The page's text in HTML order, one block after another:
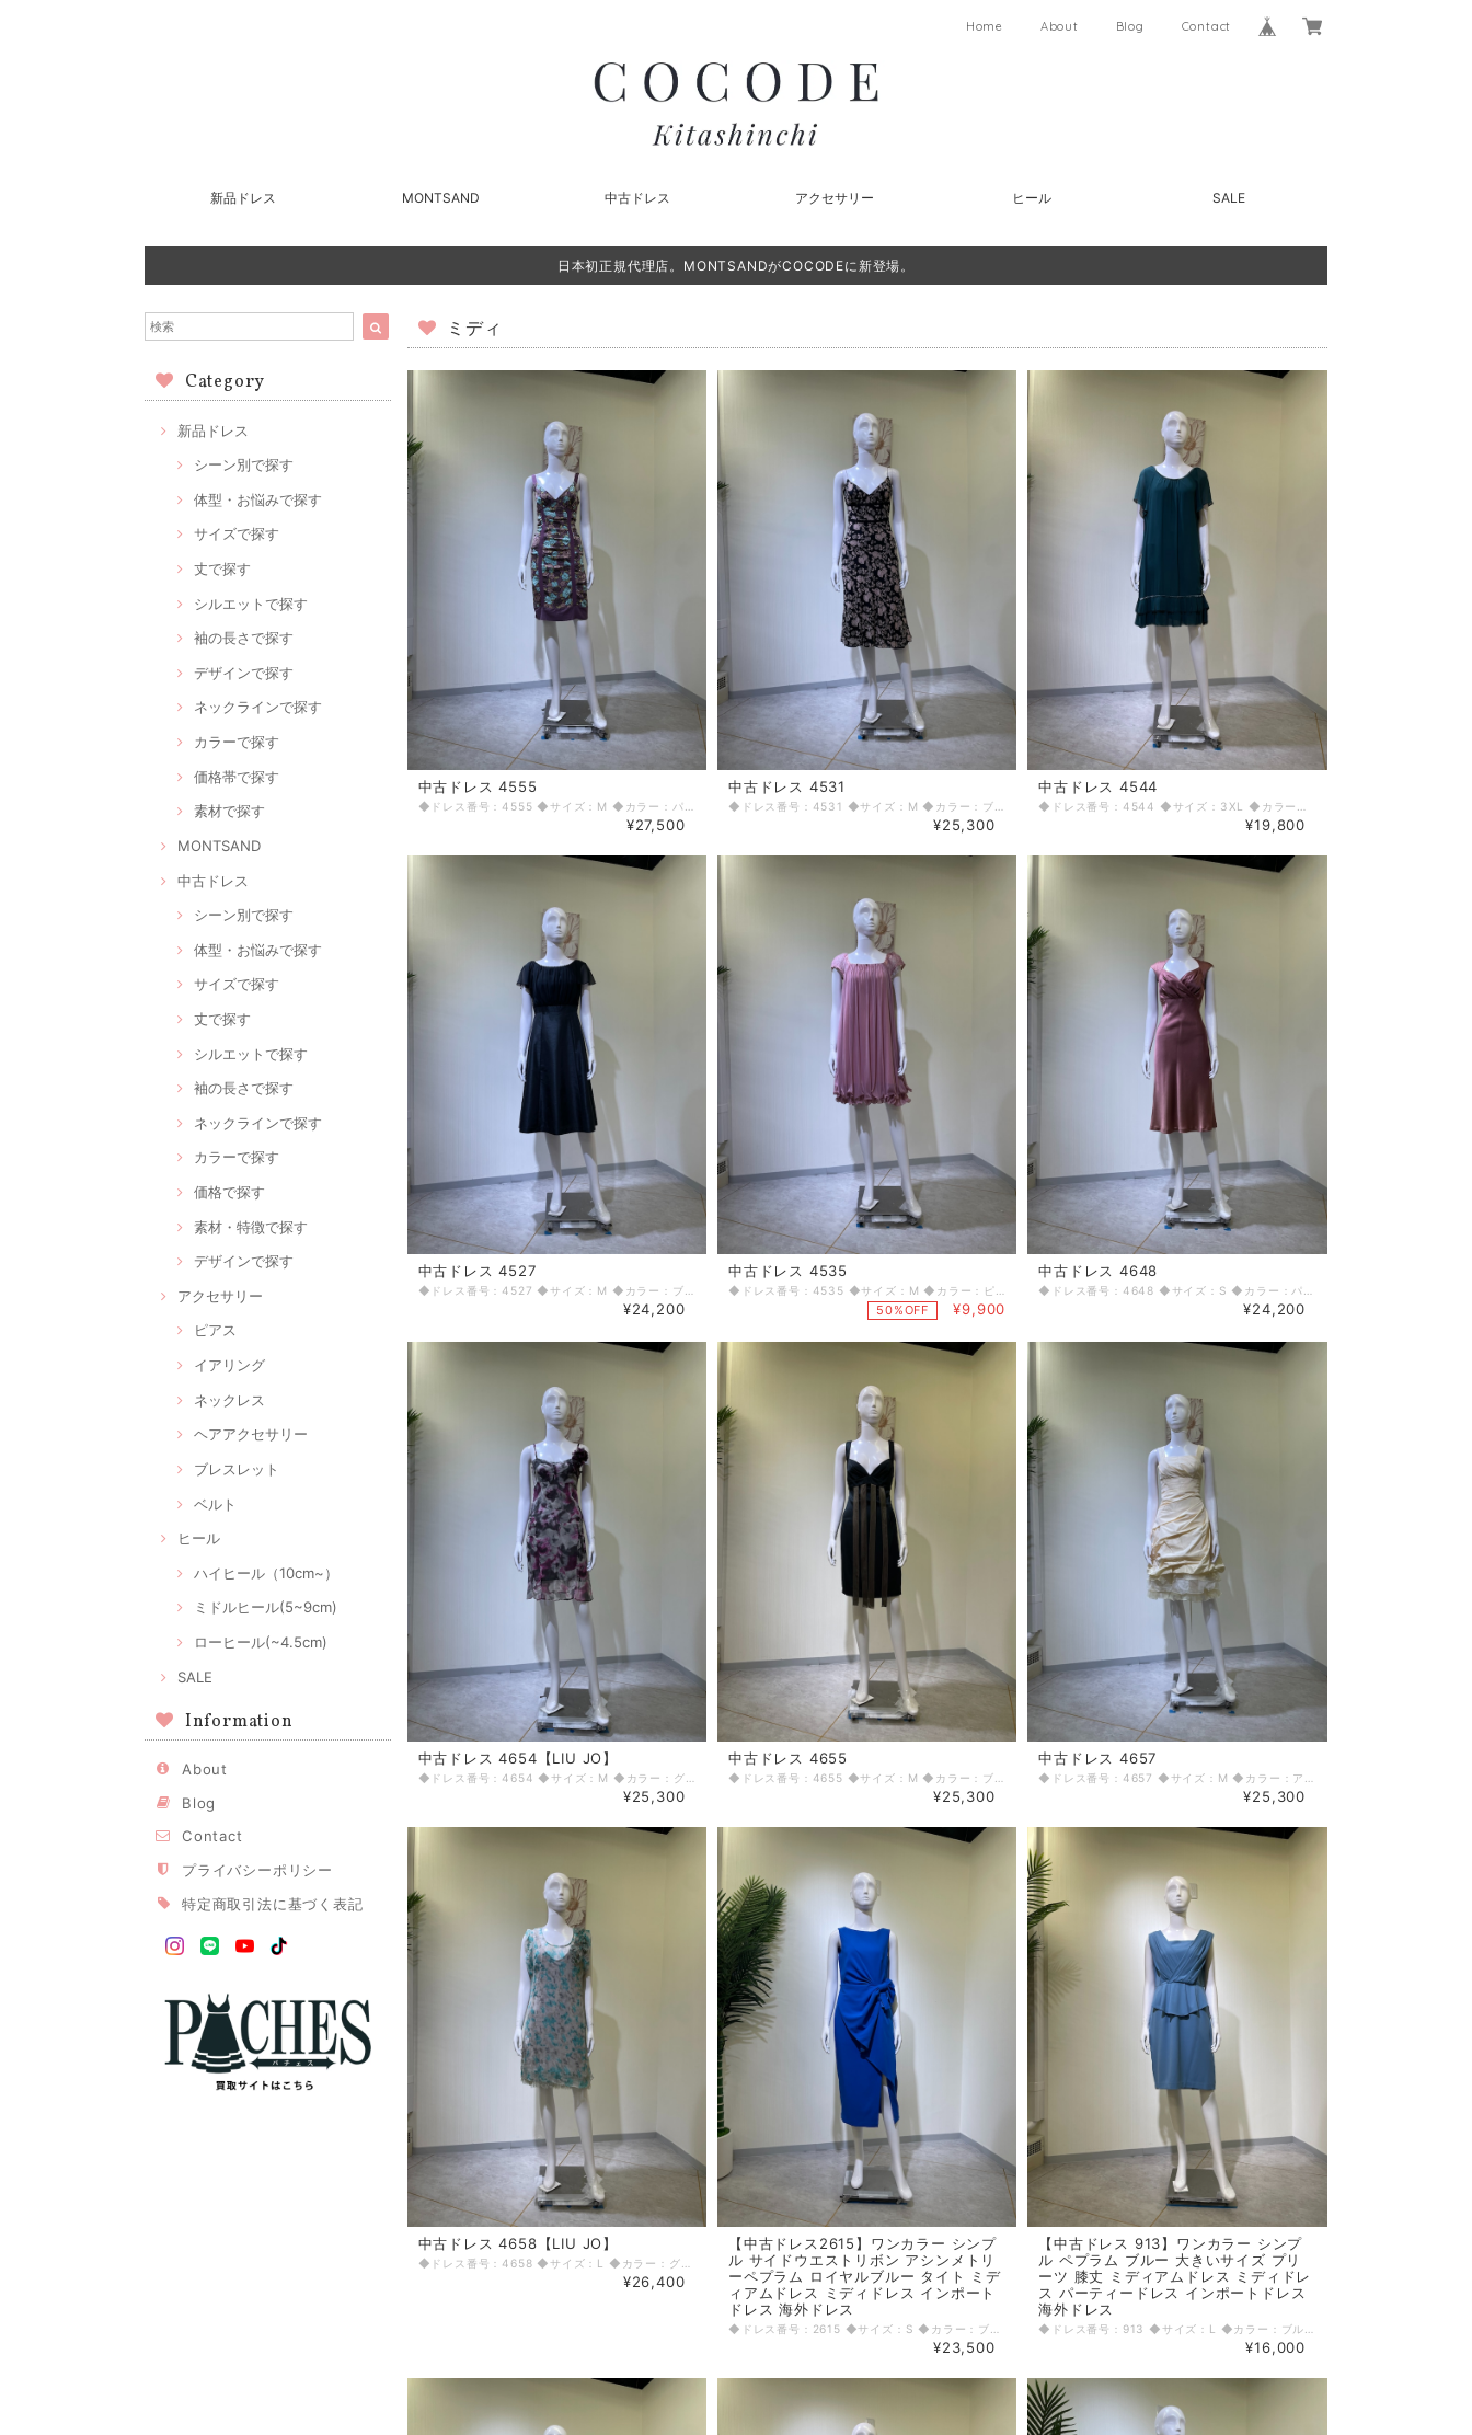
Home About Blog Contact
新品ドレス MONTSAND 中古ドレス アクセサリー ヒール SALE
日本初正規代理店。MONTSANDがCOCODEに新登場。
Category
新品ドレス
シーン別で探す
体型・お悩みで探す
サイズで探す
丈で探す
シルエットで探す
袖の長さで探す
デザインで探す
ネックラインで探す
カラーで探す
価格帯で探す
素材で探す
MONTSAND
中古ドレス
シーン別で探す
体型・お悩みで探す
サイズで探す
丈で探す
シルエットで探す
袖の長さで探す
ネックラインで探す
カラーで探す
価格で探す
素材・特徴で探す
デザインで探す
アクセサリー
ピアス
イアリング
ネックレス
ヘアアクセサリー
ブレスレット
ベルト
ヒール
ハイヒール（10cm~）
ミドルヒール(5~9cm)
ローヒール(~4.5cm)
SALE
Information
About
Blog
Contact
プライバシーポリシー
特定商取引法に基づく表記
ミディ
中古ドレス 4555
¥27,500
中古ドレス 4531
¥25,300
中古ドレス 4544
¥19,800
中古ドレス 4527
◆ドレス番号：4527 ◆サイズ：M ◆カラー：ブラック ◆ランク：B ※平置きサイズ寸法 着丈：前104cm 後ろ103cm バスト：39cm ウエスト：3.5cm ヒップ： 45cm 〈生地感〉 ＝＝＝＝＝＝＝＝＝＝＝＝＝＝＝＝ 伸縮性：なし 厚み：若干あり ＝＝＝＝＝＝＝＝＝＝＝＝＝＝＝＝ その他 背中ファスナー 使用感あり ＝＝＝＝＝＝＝＝＝＝＝＝＝＝＝＝ ◆マネキンサイズ 本体（H） 178cm バスト 78cm ウエスト 59cm ヒップ 87cm ◆ランクについて A・・・汚れやダメージがない、またはあっても目立たないきれいなもの B・・・着用感が少なく、汚れやダメージが気にならないもの C・・・着用感があり、汚れやダメージがみられるもの D・・・汚れやダメージが目立つもの 【返品・交換について】 COCODE kitashinchiでは、商品はリサイクル品ですので些少な汚れ・シミ等による返品、返金、交換はお断りさせていただいております。 なお、掲載商品は厳重な商品チェックの上、シミ・汚れ等があれば商品詳細に記載してあります。また、リサイクル品の特性上、初期付属品が揃っていない場合もございます。取り外し可能な付属品は、「付属品」欄に記載しております。 詳細をよくお読みいただき、ご了承の上ご注文ください。気になることがありましたら、ご注文前にお問い合わせください。 商品詳細に記載しているシミ・汚れ等についての値引き交渉等も応じかねますのでご了承ください。 イメージ違い・サイズ違いなど、お客様都合による返品・返金・交換はお断りさせていただいておりますので、ご了承の上ご注文ください。 【商品に不具合があった場合 】 商品到着時に、万が一商品に不具合を発見された場合は、お手数ですが到着後7日以内にe-mailもしくは、お電話にてご連絡ください。 ご連絡後、お品物は7日以内に弊社までご返送いただきますよう、ご協力をお願いいたします。 基本的にリサイクル商品の一点物となるため、交換はできません。弊社にて修理が不可能な場合は、送料弊社負担で、返品とさせていただきます。商品到着後7日を超えた場合は、不具合による修理・返品は応じかねます。予めご了承ください。
¥24,200
中古ドレス 4535
◆ドレス番号：4535 ◆サイズ：M ◆カラー：ピンク ◆ランク：D ※平置きサイズ寸法 着丈：前中心から80cm バスト：42cm ウエスト：48cm ヒップ： 52cm 〈生地感〉 ＝＝＝＝＝＝＝＝＝＝＝＝＝＝＝＝ 伸縮性：若干あり 厚み：若干あり ＝＝＝＝＝＝＝＝＝＝＝＝＝＝＝＝ その他 左脇ファスナー 裾破れあり ＝＝＝＝＝＝＝＝＝＝＝＝＝＝＝＝ ◆マネキンサイズ 本体（H） 178cm バスト 78cm ウエスト 59cm ヒップ 87cm ◆ランクについて A・・・汚れやダメージがない、またはあっても目立たないきれいなもの B・・・着用感が少なく、汚れやダメージが気にならないもの C・・・着用感があり、汚れやダメージがみられるもの D・・・汚れやダメージが目立つもの 【返品・交換について】 COCODE kitashinchiでは、商品はリサイクル品ですので些少な汚れ・シミ等による返品、返金、交換はお断りさせていただいております。 なお、掲載商品は厳重な商品チェックの上、シミ・汚れ等があれば商品詳細に記載してあります。また、リサイクル品の特性上、初期付属品が揃っていない場合もございます。取り外し可能な付属品は、「付属品」欄に記載しております。 詳細をよくお読みいただき、ご了承の上ご注文ください。気になることがありましたら、ご注文前にお問い合わせください。 商品詳細に記載しているシミ・汚れ等についての値引き交渉等も応じかねますのでご了承ください。 イメージ違い・サイズ違いなど、お客様都合による返品・返金・交換はお断りさせていただいておりますので、ご了承の上ご注文ください。 【商品に不具合があった場合 】 商品到着時に、万が一商品に不具合を発見された場合は、お手数ですが到着後7日以内にe-mailもしくは、お電話にてご連絡ください。 ご連絡後、お品物は7日以内に弊社までご返送いただきますよう、ご協力をお願いいたします。 基本的にリサイクル商品の一点物となるため、交換はできません。弊社にて修理が不可能な場合は、送料弊社負担で、返品とさせていただきます。商品到着後7日を超えた場合は、不具合による修理・返品は応じかねます。予めご了承ください。
50%OFF ¥9,900
中古ドレス 4648
◆ドレス番号：4648 ◆サイズ：S ◆カラー：パープル ◆ランク：B ※平置きサイズ寸法 着丈：111cm バスト：35cm ウエスト：30cm ヒップ： 36cm 〈生地感〉 ＝＝＝＝＝＝＝＝＝＝＝＝＝＝＝＝ 伸縮性：なし 厚み：薄手 ＝＝＝＝＝＝＝＝＝＝＝＝＝＝＝＝ その他 左脇ファスナー 首後ろ金口2個 色あせあり 使用感あり ＝＝＝＝＝＝＝＝＝＝＝＝＝＝＝＝ ◆マネキンサイズ 本体（H） 178cm バスト 78cm ウエスト 59cm ヒップ 87cm ◆ランクについて A・・・汚れやダメージがない、またはあっても目立たないきれいなもの B・・・着用感が少なく、汚れやダメージが気にならないもの C・・・着用感があり、汚れやダメージがみられるもの D・・・汚れやダメージが目立つもの 【返品・交換について】 COCODE kitashinchiでは、商品はリサイクル品ですので些少な汚れ・シミ等による返品、返金、交換はお断りさせていただいております。 なお、掲載商品は厳重な商品チェックの上、シミ・汚れ等があれば商品詳細に記載してあります。また、リサイクル品の特性上、初期付属品が揃っていない場合もございます。取り外し可能な付属品は、「付属品」欄に記載しております。 詳細をよくお読みいただき、ご了承の上ご注文ください。気になることがありましたら、ご注文前にお問い合わせください。 商品詳細に記載しているシミ・汚れ等についての値引き交渉等も応じかねますのでご了承ください。 イメージ違い・サイズ違いなど、お客様都合による返品・返金・交換はお断りさせていただいておりますので、ご了承の上ご注文ください。 【商品に不具合があった場合 】 商品到着時に、万が一商品に不具合を発見された場合は、お手数ですが到着後7日以内にe-mailもしくは、お電話にてご連絡ください。 ご連絡後、お品物は7日以内に弊社までご返送いただきますよう、ご協力をお願いいたします。 基本的にリサイクル商品の一点物となるため、交換はできません。弊社にて修理が不可能な場合は、送料弊社負担で、返品とさせていただきます。商品到着後7日を超えた場合は、不具合による修理・返品は応じかねます。予めご了承ください。
¥24,200
中古ドレス 4654【LIU JO】
¥25,300
中古ドレス 4655
¥25,300
中古ドレス 4657
¥25,300
中古ドレス 4658【LIU JO】
¥26,400
【中古ドレス2615】ワンカラー シンプ
ル サイドウエストリボン アシンメトリ
ーペプラム ロイヤルブルー タイト ミデ
ィアムドレス ミディドレス インポート
ドレス 海外ドレス
¥23,500
【中古ドレス 913】ワンカラー シンプ
ル ペプラム ブルー 大きいサイズ プリ
ーツ 膝丈 ミディアムドレス ミディドレ
ス パーティードレス インポートドレス
海外ドレス
¥16,000